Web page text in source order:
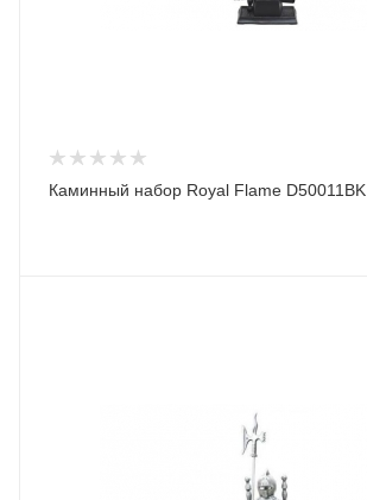
Каминный набор Royal Flame D50011BK